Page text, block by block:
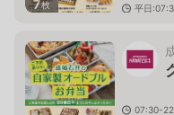
7枚
平日
07:30-